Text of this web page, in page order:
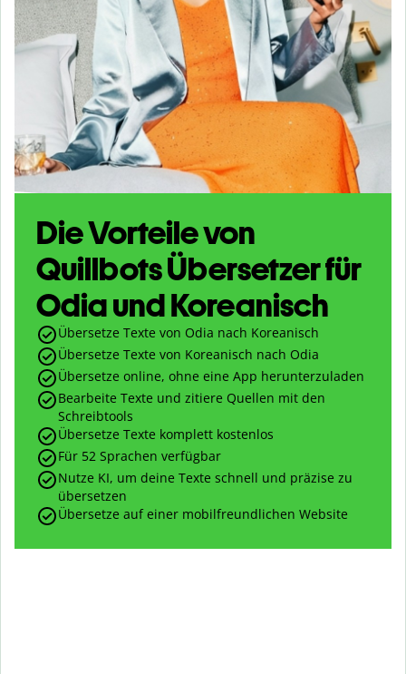
Die Vorteile von
Quillbots Übersetzer für
Odia und Koreanisch
Übersetze Texte von Odia nach Koreanisch
Übersetze Texte von Koreanisch nach Odia
Übersetze online, ohne eine App herunterzuladen
Bearbeite Texte und zitiere Quellen mit den
Schreibtools
Übersetze Texte komplett kostenlos
Für 52 Sprachen verfügbar
Nutze KI, um deine Texte schnell und präzise zu
übersetzen
Übersetze auf einer mobilfreundlichen Website